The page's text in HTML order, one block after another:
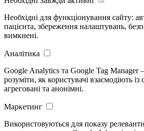
Необхідні для функціонування сайту:
пацієнта, збереження налаштувань,
вимкнені.
Аналітика
Google Analytics та Google Tag
розуміти, як користувачі взаємодіють із
агреговані та анонімні.
Маркетинг
Використовуються для показу